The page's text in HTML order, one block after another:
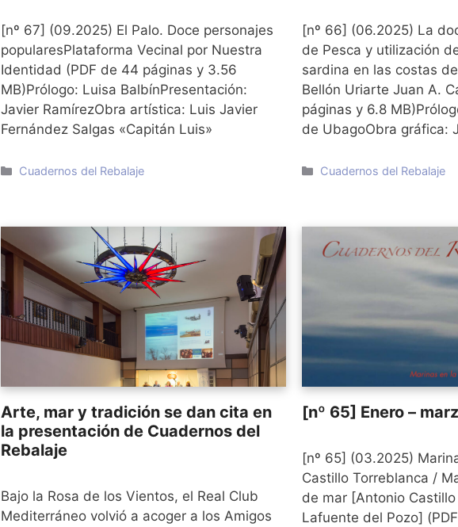
[nº 67] (09.2025) El Palo. Doce personajes
popularesPlataforma Vecinal por Nuestra
Identidad (PDF de 44 páginas y 3.56
MB)Prólogo: Luisa BalbínPresentación:
Javier RamírezObra artística: Luis Javier
Fernández Salgas «Capitán Luis»
Categorías
Cuadernos del Rebalaje
[nº 66] (06.2025) La
de Pesca y utilización
sardina en las costas
Bellón Uriarte Juan A.
páginas y 6.8
de UbagoObra gráfica:
Categorías
Cuadernos del Rebalaje
Arte, mar y tradición se dan cita en
la presentación de Cuadernos del
Rebalaje
Bajo la Rosa de los Vientos, el Real Club
Mediterráneo volvió a acoger a los Amigos
[nº 65] Enero –
[nº 65] (03.2025)
Castillo Torreblanca /
de mar [Antonio
Lafuente del Pozo]